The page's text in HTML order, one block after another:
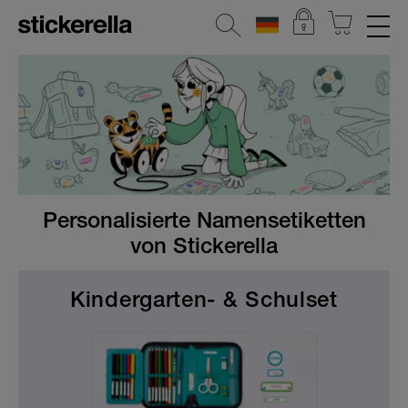
REFLEKTIERENDE AUFKLEBER
STICKERSETS
KLEIDERSTICKER
AUFKLEBER FÜR GEGENSTÄNDE
KINDERGARTEN & SCHULE
Personalisierte Namensetiketten
von Stickerella
Kindergarten- & Schulset